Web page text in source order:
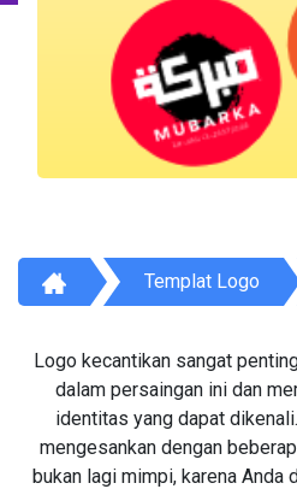
Templat Logo
Logo kecantikan sangat
dalam persaingan ini dan
identitas yang dapat
mengesankan dengan
bukan lagi mimpi, karena Anda